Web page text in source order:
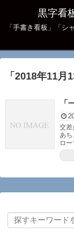
黒字看
「手書き看板」「シ
「 2018年11月
「
交差
あ
ロ